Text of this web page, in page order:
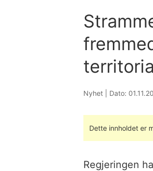
Nyhet | Dato:
Dette innholdet er
Regjeringen